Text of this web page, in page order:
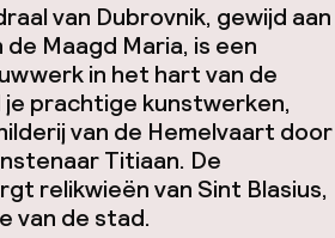
van Dubrovnik, gewijd aan
Maagd Maria, is een
in het hart van de
je prachtige kunstwerken,
van de Hemelvaart door
Titiaan. De
relikwieën van Sint Blasius,
van de stad.